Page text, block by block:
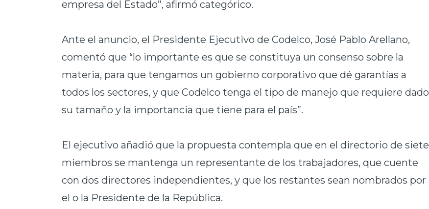
empresa del Estado”, afirmó categórico.
Ante el anuncio, el Presidente Ejecutivo de Codelco, José Pablo Arellano,
comentó que “lo importante es que se constituya un consenso sobre la
materia, para que tengamos un gobierno corporativo que dé garantías a
todos los sectores, y que Codelco tenga el tipo de manejo que requiere dado
su tamaño y la importancia que tiene para el país”.
El ejecutivo añadió que la propuesta contempla que en el directorio de siete
miembros se mantenga un representante de los trabajadores, que cuente
con dos directores independientes, y que los restantes sean nombrados por
el o la Presidente de la República.